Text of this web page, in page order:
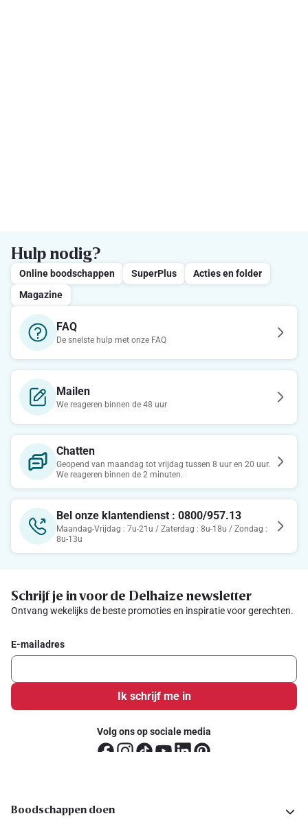
Hulp nodig?
Online boodschappen SuperPlus
Acties en folder
Magazine
FAQ
De snelste hulp met onze FAQ
Mailen
We reageren binnen de 48 uur
Chatten
Geopend van maandag tot vrijdag tussen 8 uur en 20 uur.
We reageren binnen de 2 minuten.
Bel onze klantendienst : 0800/957.13
Maandag-Vrijdag : 7u-21u / Zaterdag : 8u-18u / Zondag :
8u-13u
Schrijf je in voor de Delhaize newsletter
Ontvang wekelijks de beste promoties en inspiratie voor gerechten.
E-mailadres
Ik schrijf me in
Volg ons op sociale media
Boodschappen doen